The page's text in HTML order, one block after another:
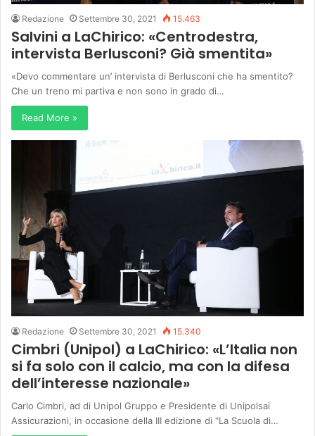
Redazione Settembre 30, 2021 15.463
Salvini a LaChirico: «Centrodestra,
intervista Berlusconi? Già smentita»
«Devo commentare un’ intervista di Berlusconi che ha smentito?
Che un treno mi partiva e non sono in grado di…
Read More »
Redazione Settembre 30, 2021 15.340
Cimbri (Unipol) a LaChirico: «L’Italia non
si fa solo con il calcio, ma con la difesa
dell’interesse nazionale»
Carlo Cimbri, ad di Unipol Gruppo e Presidente di Unipolsai
Assicurazioni, in occasione della III edizione di “La Scuola di…